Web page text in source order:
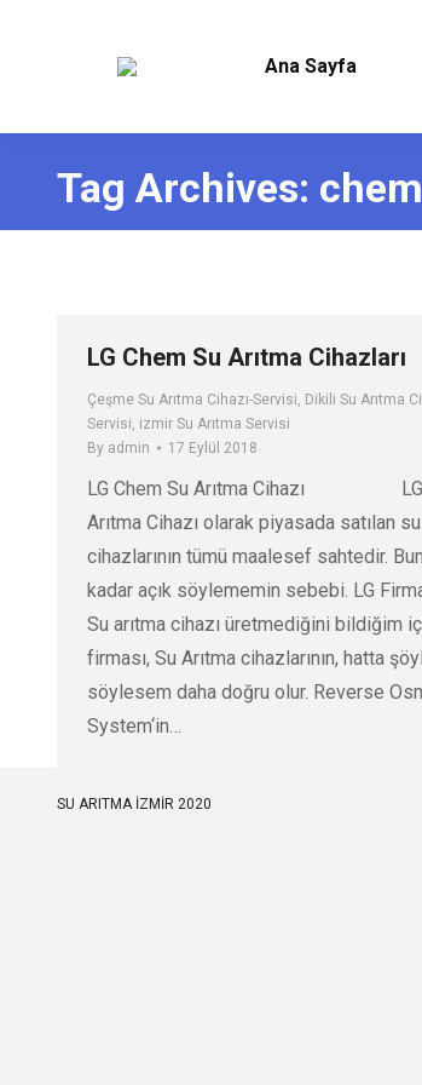
Ana Sayfa
Tag Archives:
LG Chem Su Arıtma Cihazları
Çeşme Su Arıtma Cihazı-Servisi, Dikili Su Arıtma
Servisi, izmir Su Arıtma Servisi
By admin 17 Eylül 2018
LG Chem Su Arıtma Cihazı LG
Arıtma Cihazı olarak piyasada satılan
cihazlarının tümü maalesef sahtedir.
kadar açık söylememin sebebi. LG
Su arıtma cihazı üretmediğini bildiğim
firması, Su Arıtma cihazlarının, hatta
söylesem daha doğru olur. Reverse
System‘in…
SU ARITMA İZMİR 2020